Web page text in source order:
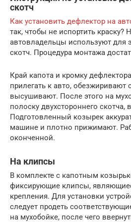
скотч
Как установить дефлектор на
так, чтобы не испортить краску?
автовладельцы используют для
скотч. Процедура монтажа
Край капота и кромку
прилегать к авто,
высушивают. После этого на
полоску двухстороннего
Подготовленный козырек
машине и плотно прижимают.
оконченной.
На клипсы
В комплекте с капотным
фиксирующие клипсы,
крепления. Для установки
следует продеть
на мухобойке, после чего